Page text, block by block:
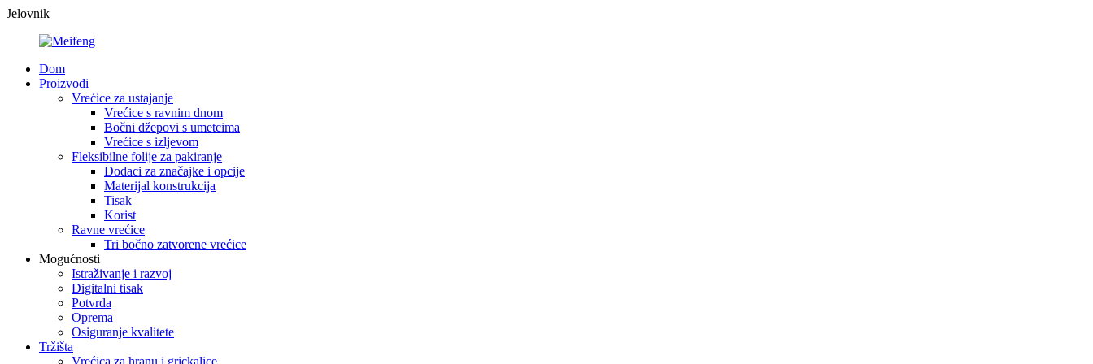
Jelovnik
Dom
Proizvodi
Vrećice za ustajanje
Vrećice s ravnim dnom
Bočni džepovi s umetcima
Vrećice s izljevom
Fleksibilne folije za pakiranje
Dodaci za značajke i opcije
Materijal konstrukcija
Tisak
Korist
Ravne vrećice
Tri bočno zatvorene vrećice
Mogućnosti
Istraživanje i razvoj
Digitalni tisak
Potvrda
Oprema
Osiguranje kvalitete
Tržišta
Vrećica za hranu i grickalice